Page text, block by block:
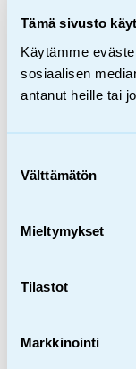
Tämä sivusto
Käytämme
sosiaalisen
antanut heille tai
valinta
Välttämätön
Mieltymykset
Tilastot
Markkinointi